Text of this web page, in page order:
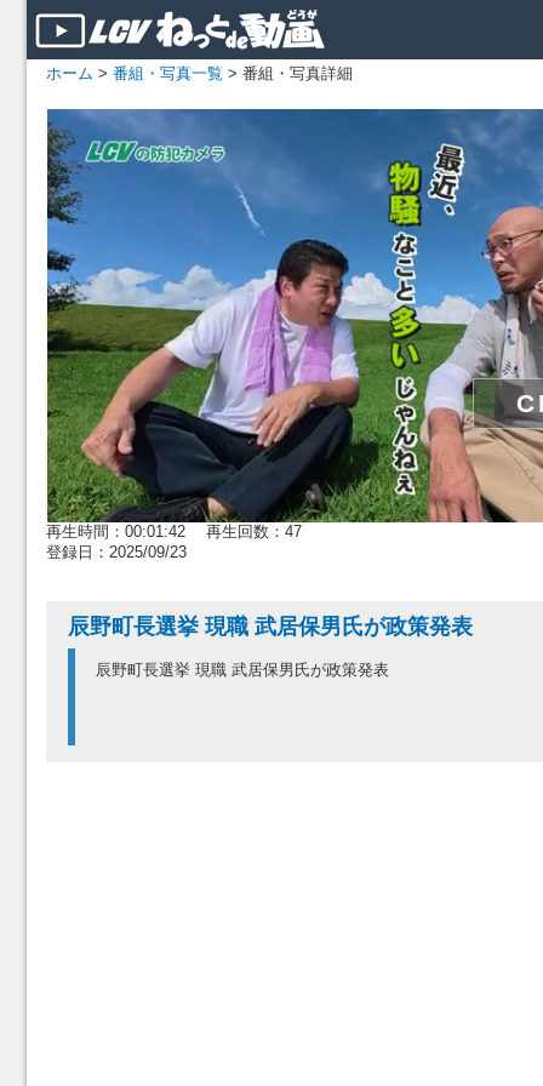
ホーム > 番組・写真一覧 > 番組・写真詳細
再生時間：00:01:42 再生回数：47
登録日：2025/09/23
辰野町長選挙 現職 武居保男氏が政策発表
辰野町長選挙 現職 武居保男氏が政策発表